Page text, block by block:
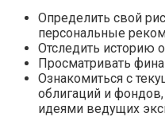
Определить свой
персональные
Отследить историю
Просматривать
Ознакомиться с
облигаций и
идеями ведущих